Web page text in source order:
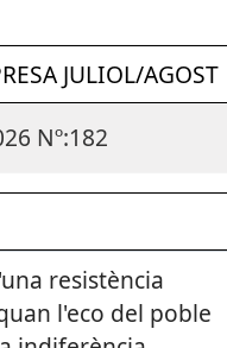
JULIOL/AGOST